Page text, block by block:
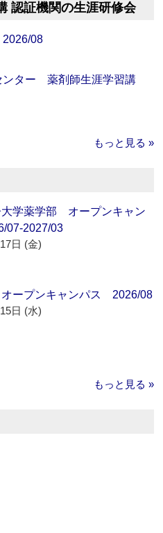
認証機関の生涯研修会
08
ンター 薬剤師生涯学習講
もっと見る »
大学薬学部 オープンキャン
2027/03
日 (金)
ープンキャンパス 2026/08
日 (水)
もっと見る »